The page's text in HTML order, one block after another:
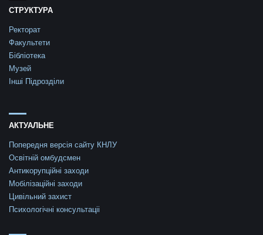
СТРУКТУРА
Ректорат
Факультети
Бібліотека
Музей
Інші Підрозділи
АКТУАЛЬНЕ
Попередня версія сайту КНЛУ
Освітній омбудсмен
Антикорупційні заходи
Мобілізаційні заходи
Цивільний захист
Психологічні консультаціі